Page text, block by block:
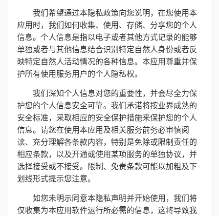
我们希望通过本隐私政策向您说明，在您使用本
应用时，我们如何收集、使用、存储、分享您的个人
信息。个人信息是指以电子或者其他方式记录的能够
单独或者与其他信息结合识别特定自然人身份或者反
映特定自然人活动情况的各种信息。本应用尊重并保
护所有使用服务用户的个人隐私权。
我们深知个人信息对您的重要性，并会尽全力保
护您的个人信息安全可靠。我们承诺将按业界成熟的
安全标准，采取相应的安全保护措施来保护您的个人
信息。请您在使用本应用及相关服务前务必审慎阅
读、充分理解各条款内容，特别是免除或限制责任的
相应条款，以及开通或使用某项服务的单独协议，并
选择接受或不接受。限制、免责条款可能以加粗及下
划线形式提示您注意。
如您未明示同意本隐私声明并开始使用，我们将
仅收集为本应用软件运行所必需的信息，这将导致我